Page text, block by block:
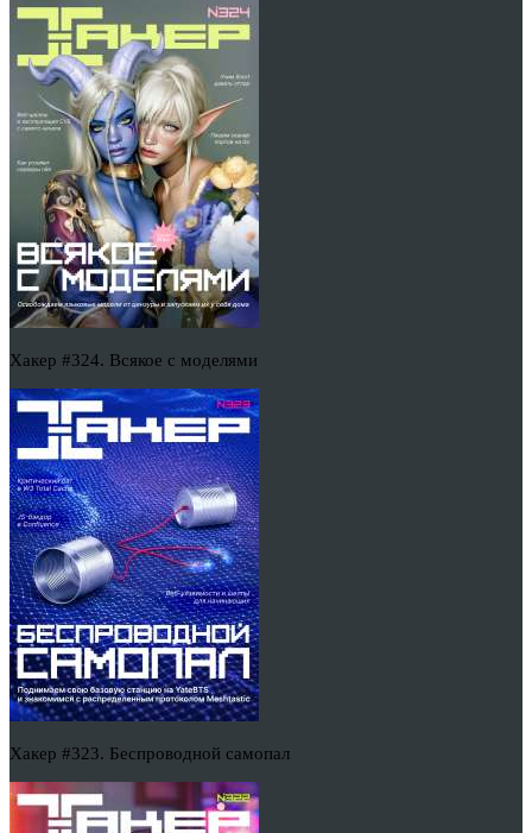
Хакер #324. Всякое с моделями
Хакер #323. Беспроводной самопал